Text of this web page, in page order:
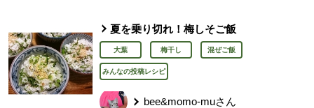
夏を乗り切れ！梅しそご飯
大葉 梅干し 混ぜご飯
みんなの投稿レシピ
bee&momo-muさん